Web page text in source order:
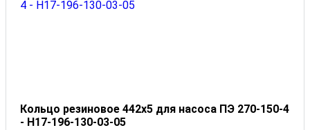
Кольцо резиновое 442x5 для насоса ПЭ 270-150-4
- Н17-196-130-03-05